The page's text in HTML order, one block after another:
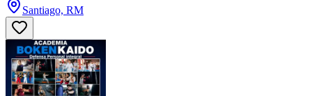
Santiago, RM